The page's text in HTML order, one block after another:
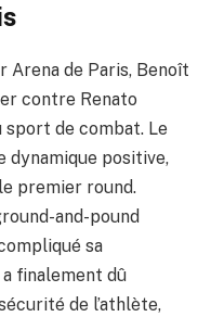
Arena de Paris, Benoît
contre Renato
sport de combat. Le
dynamique positive,
premier round.
and-pound
sa
finalement dû
de l’athlète,